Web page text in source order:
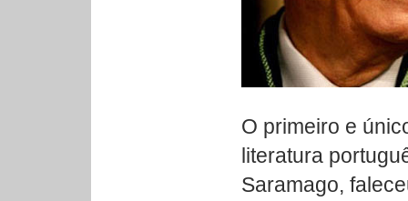
O primeiro e
literatura
Saramago,